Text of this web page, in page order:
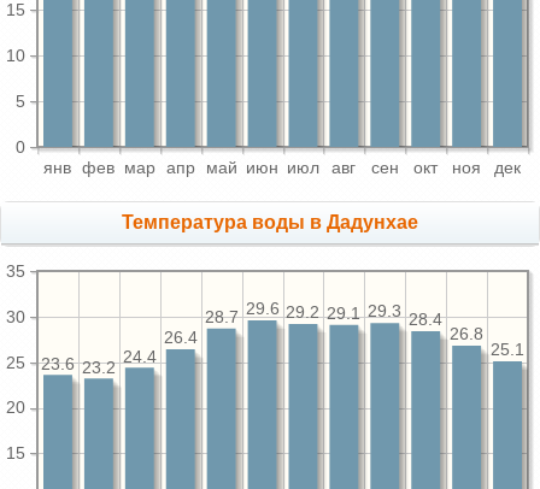
янв фев мар апр май июн июл авг сен окт ноя дек
0
5
10
15
Температура воды в Дадунхае
15
20
25
30
35
25.1
26.8
28.4
29.3
29.1
29.2
29.6
28.7
26.4
24.4
23.2
23.6